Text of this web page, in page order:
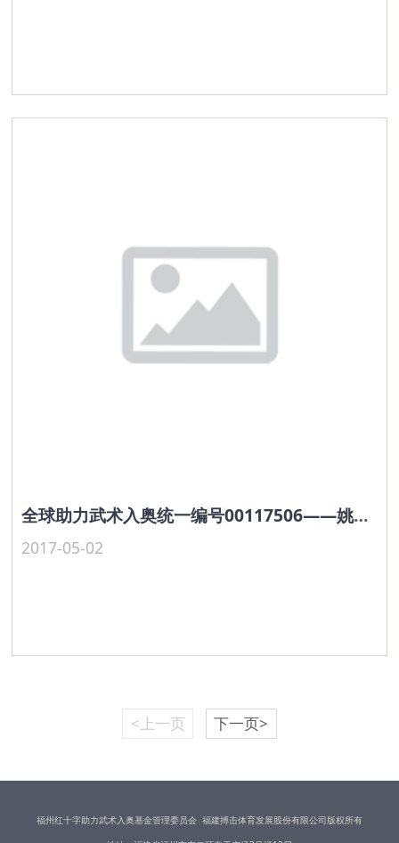
全球助力武术入奥统一编号00117506——姚鼎立
2017-05-02
<上一页 下一页>
福州红十字助力武术入奥基金管理委员会 福建搏击体育发展股份有限公司版权所有